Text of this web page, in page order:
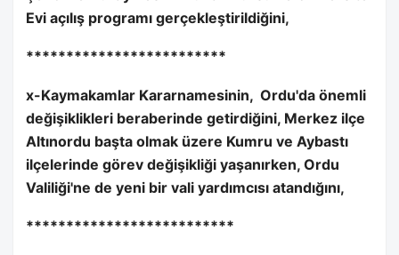
Evi açılış programı gerçekleştirildiğini,
*************************
x-Kaymakamlar Kararnamesinin, Ordu'da önemli
değişiklikleri beraberinde getirdiğini, Merkez ilçe
Altınordu başta olmak üzere Kumru ve Aybastı
ilçelerinde görev değişikliği yaşanırken, Ordu
Valiliği'ne de yeni bir vali yardımcısı atandığını,
**************************